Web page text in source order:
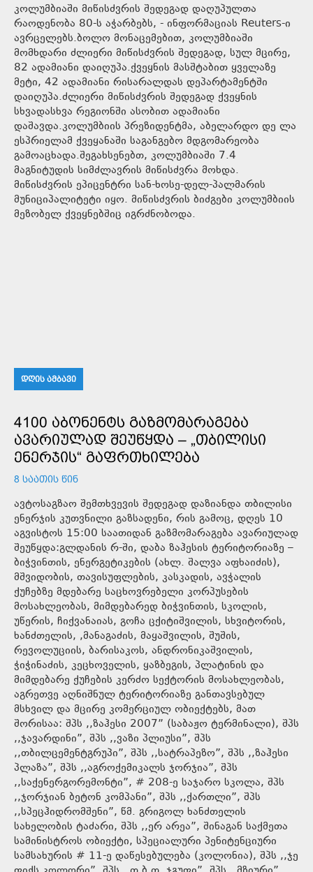
კოლუმბიაში მიწისძვრის შედეგად დაღუპულთა
რაოდენობა 80-ს აჭარბებს, - ინფორმაციას Reuters-ი
ავრცელებს.ბოლო მონაცემებით, კოლუმბიაში
მომხდარი ძლიერი მიწისძვრის შედეგად, სულ მცირე,
82 ადამიანი დაიღუპა.ქვეყნის მასშტაბით ყველაზე
მეტი, 42 ადამიანი რისარალდას დეპარტამენტში
დაიღუპა.ძლიერი მიწისძვრის შედეგად ქვეყნის
სხვადასხვა რეგიონში ასობით ადამიანი
დაშავდა.კოლუმბიის პრეზიდენტმა, აბელარდო დე ლა
ესპრიელამ ქვეყანაში საგანგებო მდგომარეობა
გამოაცხადა.შეგახსენებთ, კოლუმბიაში 7.4
მაგნიტუდის სიმძლავრის მიწისძვრა მოხდა.
მიწისძვრის ეპიცენტრი სან-ხოსე-დელ-პალმარის
მუნიციპალიტეტი იყო. მიწისძვრის ბიძგები კოლუმბიის
მეზობელ ქვეყნებშიც იგრძნობოდა.
ᲓᲦᲘᲡ ᲐᲛᲑᲐᲕᲘ
4100 ᲐᲑᲝᲜᲔᲜᲢᲡ ᲒᲐᲖᲛᲝᲛᲐᲠᲐᲒᲔᲑᲐ
ᲐᲕᲐᲠᲘᲣᲚᲐᲓ ᲨᲔᲣᲬᲧᲓᲐ – „ᲗᲑᲘᲚᲘᲡᲘ
ᲔᲜᲔᲠᲯᲘᲡ“ ᲒᲐᲤᲠᲗᲮᲘᲚᲔᲑᲐ
8 ᲡᲐᲐᲗᲘᲡ ᲬᲘᲜ
ავტოსაგზაო შემთხვევის შედეგად დაზიანდა თბილისი
ენერჯის კუთვნილი გაზსადენი, რის გამოც, დღეს 10
აგვისტოს 15:00 საათიდან გაზმომარაგება ავარიულად
შეუწყდა:გლდანის რ-ში, დაბა ზაჰესის ტერიტორიაზე –
ბიჭვინთის, ენერგეტიკების (ახლ. შალვა აფხაიძის),
მშვიდობის, თავისუფლების, კასკადის, ავჭალის
ქუჩებზე მდებარე საცხოვრებელი კორპუსების
მოსახლეობას, მიმდებარედ ბიჭვინთის, სკოლის,
უწერის, ჩიქვანაიას, გოჩა ცქიტიშვილის, სხვიტორის,
ხანძთელის, ,მანაგაძის, მაყაშვილის, შუშის,
რევოლუციის, ბარისაკოს, ანდრონიკაშვილის,
ჭიჭინაძის, კეცხოველის, ყაზბეგის, პლატინის და
მიმდებარე ქუჩების კერძო სექტორის მოსახლეობას,
აგრეთვე აღნიშნულ ტერიტორიაზე განთავსებულ
მსხვილ და მცირე კომერციულ ობიექტებს, მათ
შორისაა: შპს ,,ზაჰესი 2007” (საბაჟო ტერმინალი), შპს
,,ჯავარდინი”, შპს ,,ვაზი პლიუსი”, შპს
,,თბილცემენტგრუპი”, შპს ,,სატრაპეზო”, შპს ,,ზაჰესი
პლაზა”, შპს ,,აგროქემიკალს ჯორჯია”, შპს
,,საქენერგორემონტი”, # 208-ე საჯარო სკოლა, შპს
,,ჯორჯიან ბეტონ კომპანი”, შპს ,,ქართლი”, შპს
,,სპეცჰიდრომშენი”, წმ. გრიგოლ ხანძთელის
სახელობის ტაძარი, შპს ,,ერ არეა”, შინაგან საქმეთა
სამინისტროს ობიექტი, სპეციალური პენიტენციური
სამსახურის # 11-ე დაწესებულება (კოლონია), შპს ,,ჯე